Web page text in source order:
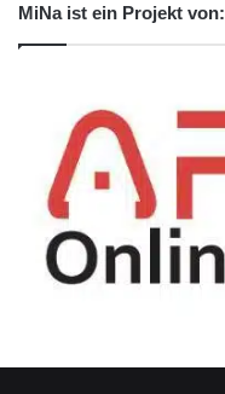
MiNa ist ein Projekt von: